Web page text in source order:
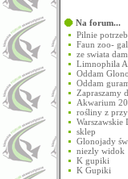
Na forum...
Pilnie
Faun zoo-
ze swiata
Limnophila
Oddam
Oddam
Zapraszamy
Akwarium
rośliny z
Warszawskie
sklep
Glonojady
niezly widok
K gupiki
K Gupiki